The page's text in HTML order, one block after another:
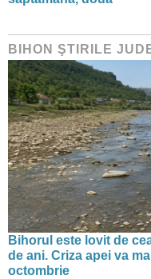
BIHON ŞTIRILE
Bihorul este lovit de
de ani. Criza apei va
octombrie